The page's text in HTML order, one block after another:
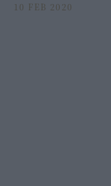
10 FEB 2020